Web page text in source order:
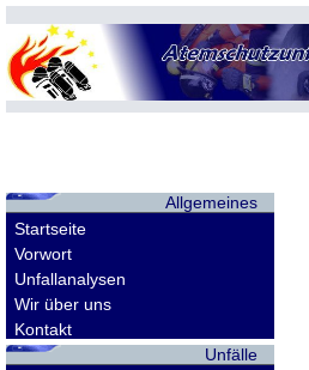
Allgemeines
Startseite
Vorwort
Unfallanalysen
Wir über uns
Kontakt
Unfälle